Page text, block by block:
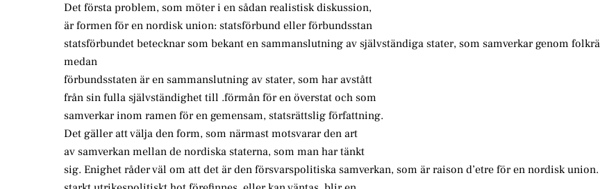
Det första problem, som möter i en sådan realistisk diskussion,
är formen för en nordisk union: statsförbund eller förbundsstan
statsförbundet betecknar som bekant en sammanslutning av självständiga stater, som samverkar genom
medan
förbundsstaten är en sammanslutning av stater, som har avstått
från sin fulla självständighet till .förmån för en överstat och som
samverkar inom ramen för en gemensam, statsrättslig författning.
Det gäller att välja den form, som närmast motsvarar den art
av samverkan mellan de nordiska staterna, som man har tänkt
sig. Enighet råder väl om att det är den försvarspolitiska samverkan, som är raison d’etre för en nordisk